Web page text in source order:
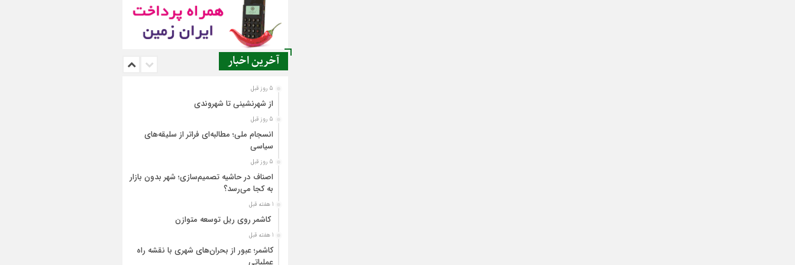
آخرین اخبار
5 روز قبل
از شهرنشینی تا شهروندی
5 روز قبل
انسجام ملی؛ مطالبه‌ای فراتر از سلیقه‌های
سیاسی
5 روز قبل
اصناف در حاشیه تصمیم‌سازی؛ شهر بدون بازار
به کجا می‌رسد؟
1 هفته قبل
کاشمر روی ریل توسعه متوازن
1 هفته قبل
کاشمر؛ عبور از بحران‌های شهری با نقشه راه
عملیاتی